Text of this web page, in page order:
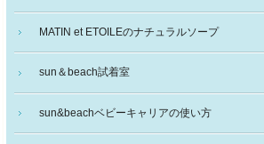
MATIN et ETOILEのナチュラルソープ
sun＆beach試着室
sun&beachベビーキャリアの使い方